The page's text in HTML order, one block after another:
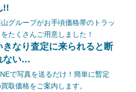
!!
グループがお手頃価格帯のトラッ
たくさんご用意しました！
きなり査定に来られると断
ない…
で写真を送るだけ！簡単に暫定
取価格をご案内します。